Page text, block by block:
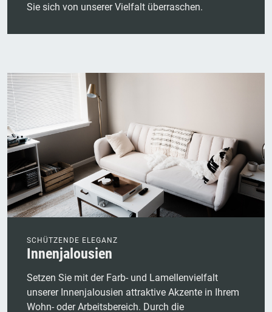
Sie sich von unserer Vielfalt überraschen.
SCHÜTZENDE ELEGANZ
Innenjalousien
Setzen Sie mit der Farb- und Lamellenvielfalt
unserer Innenjalousien attraktive Akzente in Ihrem
Wohn- oder Arbeitsbereich. Durch die